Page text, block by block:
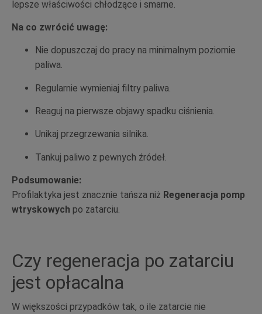
lepsze właściwości chłodzące i smarne.
Na co zwrócić uwagę:
Nie dopuszczaj do pracy na minimalnym poziomie
paliwa.
Regularnie wymieniaj filtry paliwa.
Reaguj na pierwsze objawy spadku ciśnienia.
Unikaj przegrzewania silnika.
Tankuj paliwo z pewnych źródeł.
Podsumowanie:
Profilaktyka jest znacznie tańsza niż Regeneracja pomp
wtryskowych po zatarciu.
Czy regeneracja po zatarciu
jest opłacalna
W większości przypadków tak, o ile zatarcie nie